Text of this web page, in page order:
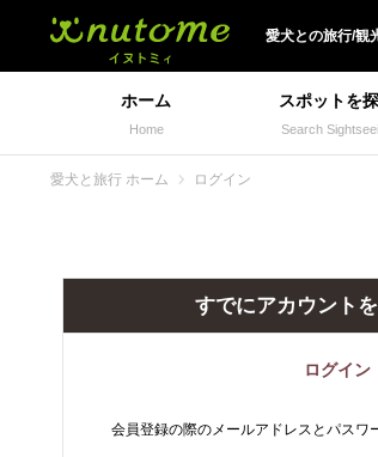
愛犬との旅行/観
ホーム
Home
スポットを
Search
愛犬と旅行 ホーム ログイン
すでにアカウント
ログイン
会員登録の際のメールアドレスとパスワ